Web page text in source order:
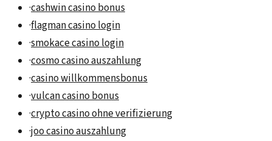
·cashwin casino bonus
·flagman casino login
·smokace casino login
·cosmo casino auszahlung
·casino willkommensbonus
·vulcan casino bonus
·crypto casino ohne verifizierung
·joo casino auszahlung